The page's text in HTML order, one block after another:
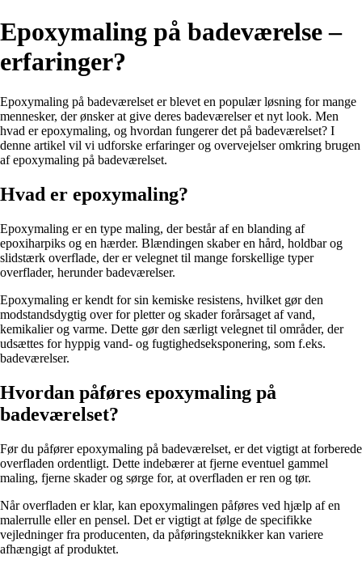
Epoxymaling på badeværelse –
erfaringer?
Epoxymaling på badeværelset er blevet en populær løsning for mange
mennesker, der ønsker at give deres badeværelser et nyt look. Men
hvad er epoxymaling, og hvordan fungerer det på badeværelset? I
denne artikel vil vi udforske erfaringer og overvejelser omkring brugen
af epoxymaling på badeværelset.
Hvad er epoxymaling?
Epoxymaling er en type maling, der består af en blanding af
epoxiharpiks og en hærder. Blændingen skaber en hård, holdbar og
slidstærk overflade, der er velegnet til mange forskellige typer
overflader, herunder badeværelser.
Epoxymaling er kendt for sin kemiske resistens, hvilket gør den
modstandsdygtig over for pletter og skader forårsaget af vand,
kemikalier og varme. Dette gør den særligt velegnet til områder, der
udsættes for hyppig vand- og fugtighedseksponering, som f.eks.
badeværelser.
Hvordan påføres epoxymaling på
badeværelset?
Før du påfører epoxymaling på badeværelset, er det vigtigt at forberede
overfladen ordentligt. Dette indebærer at fjerne eventuel gammel
maling, fjerne skader og sørge for, at overfladen er ren og tør.
Når overfladen er klar, kan epoxymalingen påføres ved hjælp af en
malerrulle eller en pensel. Det er vigtigt at følge de specifikke
vejledninger fra producenten, da påføringsteknikker kan variere
afhængigt af produktet.